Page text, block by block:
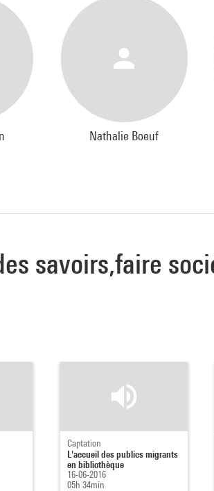
Nathalie Boeuf
savoirs,faire
Captation
L'accueil des publics migrants
en bibliothèque
16-06-2016
05h 34min